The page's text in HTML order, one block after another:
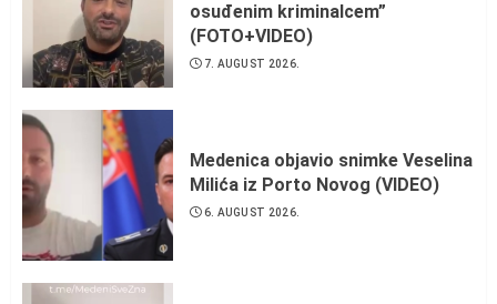
osuđenim kriminalcem”
(FOTO+VIDEO)
7. AUGUST 2026.
Medenica objavio snimke Veselina
Milića iz Porto Novog (VIDEO)
6. AUGUST 2026.